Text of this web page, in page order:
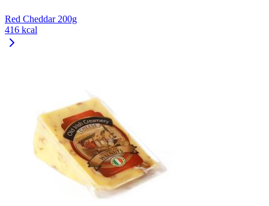
Red Cheddar 200g
416 kcal